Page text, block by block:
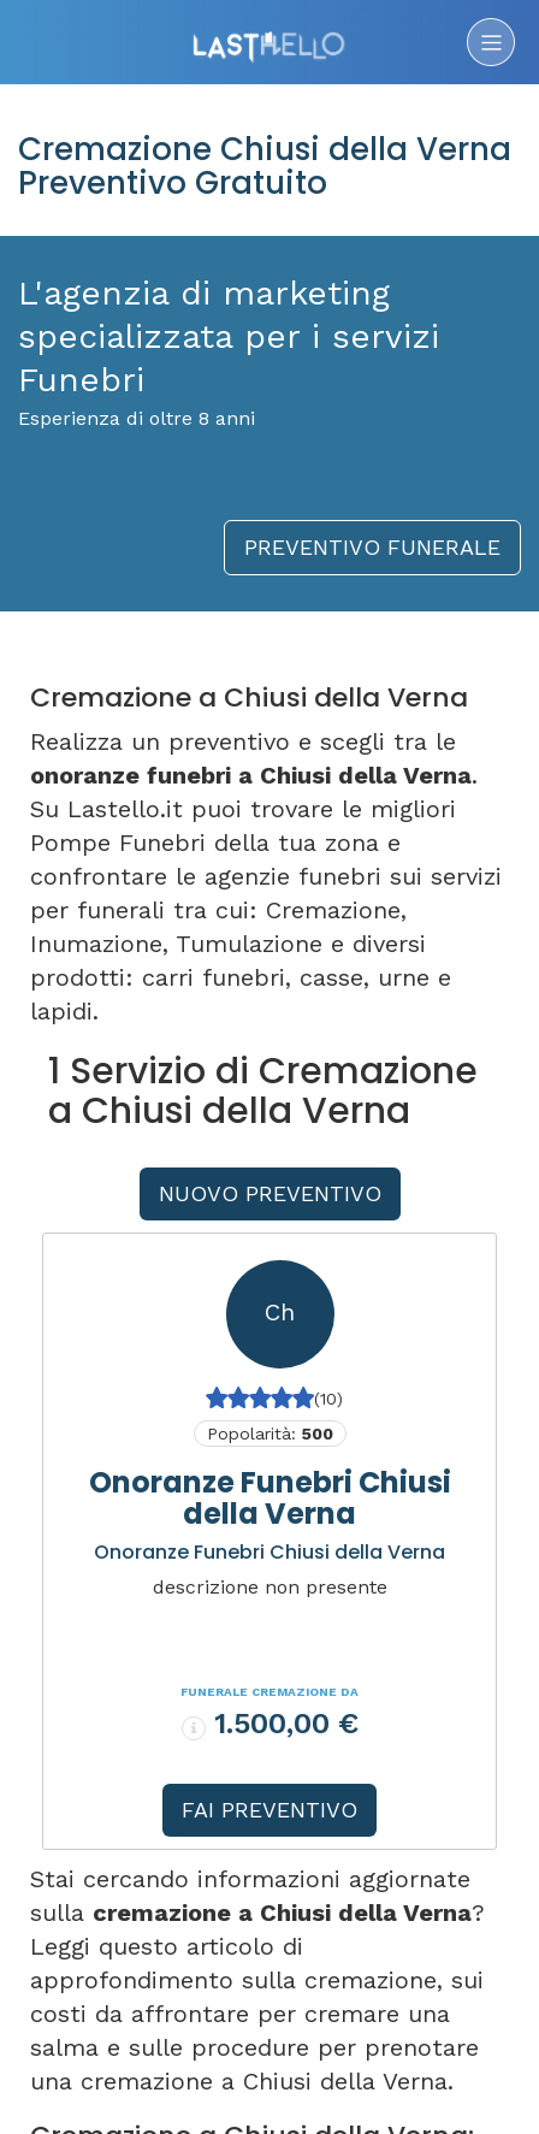
Cremazione Chiusi della Verna
Preventivo Gratuito
L'agenzia di marketing
specializzata per i servizi
Funebri
Esperienza di oltre 8 anni
PREVENTIVO FUNERALE
Cremazione a Chiusi della Verna
Realizza un preventivo e scegli tra le
onoranze funebri a Chiusi della Verna.
Su Lastello.it puoi trovare le migliori
Pompe Funebri della tua zona e
confrontare le agenzie funebri sui servizi
per funerali tra cui: Cremazione,
Inumazione, Tumulazione e diversi
prodotti: carri funebri, casse, urne e
lapidi.
1 Servizio di Cremazione
a Chiusi della Verna
NUOVO PREVENTIVO
Ch
(10)
Popolarità: 500
Onoranze Funebri Chiusi
della Verna
Onoranze Funebri Chiusi della Verna
descrizione non presente
FUNERALE CREMAZIONE DA
1.500,00 €
FAI PREVENTIVO
Stai cercando informazioni aggiornate
sulla cremazione a Chiusi della Verna?
Leggi questo articolo di
approfondimento sulla cremazione, sui
costi da affrontare per cremare una
salma e sulle procedure per prenotare
una cremazione a Chiusi della Verna.